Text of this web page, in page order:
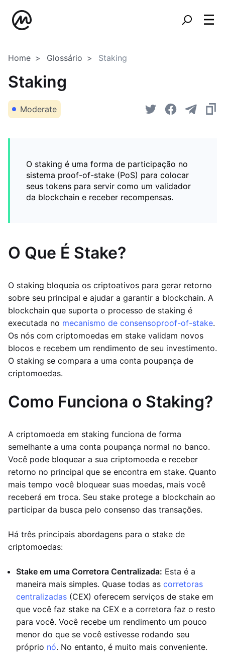
Home Glossário Staking
Staking
Moderate
O staking é uma forma de participação no
sistema proof-of-stake (PoS) para colocar
seus tokens para servir como um validador
da blockchain e receber recompensas.
O Que É Stake?
O staking bloqueia os criptoativos para gerar retorno
sobre seu principal e ajudar a garantir a blockchain. A
blockchain que suporta o processo de staking é
executada no mecanismo de consensoproof-of-stake.
Os nós com criptomoedas em stake validam novos
blocos e recebem um rendimento de seu investimento.
O staking se compara a uma conta poupança de
criptomoedas.
Como Funciona o Staking?
A criptomoeda em staking funciona de forma
semelhante a uma conta poupança normal no banco.
Você pode bloquear a sua criptomoeda e receber
retorno no principal que se encontra em stake. Quanto
mais tempo você bloquear suas moedas, mais você
receberá em troca. Seu stake protege a blockchain ao
participar da busca pelo consenso das transações.
Há três principais abordagens para o stake de
criptomoedas:
Stake em uma Corretora Centralizada: Esta é a
maneira mais simples. Quase todas as corretoras
centralizadas (CEX) oferecem serviços de stake em
que você faz stake na CEX e a corretora faz o resto
para você. Você recebe um rendimento um pouco
menor do que se você estivesse rodando seu
próprio nó. No entanto, é muito mais conveniente.